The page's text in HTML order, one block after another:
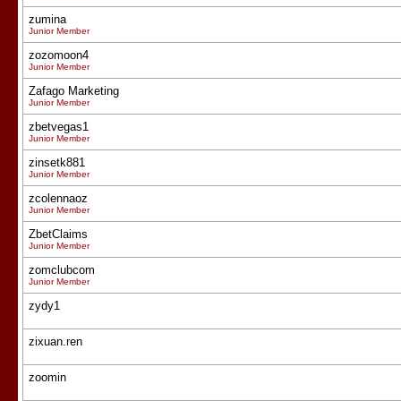
zumina
Junior Member
zozomoon4
Junior Member
Zafago Marketing
Junior Member
zbetvegas1
Junior Member
zinsetk881
Junior Member
zcolennaoz
Junior Member
ZbetClaims
Junior Member
zomclubcom
Junior Member
zydy1
zixuan.ren
zoomin